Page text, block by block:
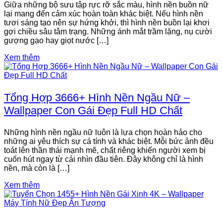
Giữa những bộ sưu tập rực rỡ sắc màu, hình nền buồn nữ
lại mang đến cảm xúc hoàn toàn khác biệt. Nếu hình nền
tươi sáng tạo nên sự hứng khởi, thì hình nền buồn lại khơi
gợi chiều sâu tâm trạng. Những ánh mắt trầm lặng, nụ cười
gượng gạo hay giọt nước […]
Xem thêm
Tổng Hợp 3666+ Hình Nền Ngầu Nữ –
Wallpaper Con Gái Đẹp Full HD Chất
Những hình nền ngầu nữ luôn là lựa chọn hoàn hảo cho
những ai yêu thích sự cá tính và khác biệt. Mỗi bức ảnh đều
toát lên thần thái mạnh mẽ, chất riêng khiến người xem bị
cuốn hút ngay từ cái nhìn đầu tiên. Đây không chỉ là hình
nền, mà còn là […]
Xem thêm